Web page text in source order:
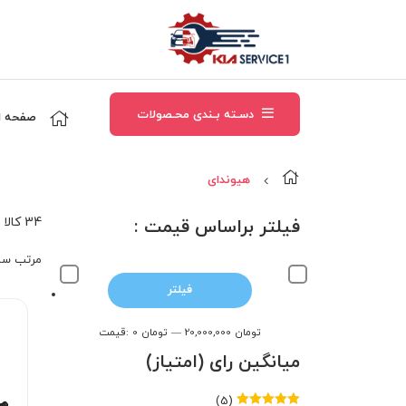
دسـته بـندی محـصولات صفحه
هیوندای
فیلتر براساس قیمت :
حداقل
قیمت
حداکثر
قیمت
فیلتر
قیمت: 0 تومان — 20,000,000 تومان
میانگین رای (امتیاز)
(5)
34 کالا
مرتب‌